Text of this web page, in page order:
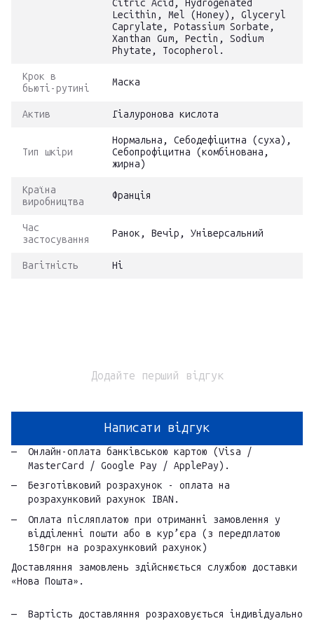
Citric Acid, Hydrogenated
Lecithin, Mel (Honey), Glyceryl
Caprylate, Potassium Sorbate,
Xanthan Gum, Pectin, Sodium
Phytate, Tocopherol.
Крок в
бьюті-рутині
Маска
Актив Гіалуронова кислота
Тип шкіри
Нормальна, Себодефіцитна (суха),
Себопрофіцитна (комбінована,
жирна)
Країна
виробництва
Франція
Час
застосування
Ранок, Вечір, Універсальний
Вагітність Ні
Додайте перший відгук
Написати відгук
Онлайн-оплата банківською картою (Visa /
MasterCard / Google Pay / ApplePay).
Безготівковий розрахунок - оплата на
розрахунковий рахунок IBAN.
Оплата післяплатою при отриманні замовлення у
відділенні пошти або в кур’єра (з передплатою
150грн на розрахунковий рахунок)
Доставляння замовлень здійснюється службою доставки
«Нова Пошта».
Вартість доставляння розраховується індивідуально